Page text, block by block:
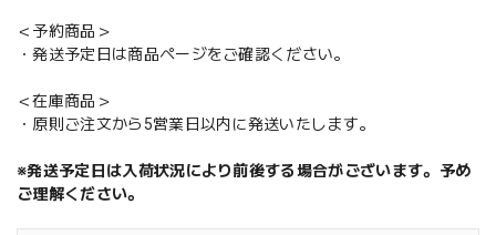
＜予約商品＞
・発送予定日は商品ページをご確認ください。
＜在庫商品＞
・原則ご注文から5営業日以内に発送いたします。
※発送予定日は入荷状況により前後する場合がございます。予め
ご理解ください。